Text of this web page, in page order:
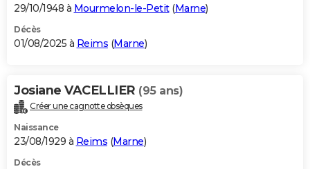
GUIDES D'ACHAT
BONS PLANS
Carte de Noël
Carte Bonne année
Carte Saint-Valentin
Carte Pâques
Carte d'anniversaire
DICTIONNAIRE
Dictionnaire
Biographies
Citations
Expressions
Proverbes
PROGRAMME TV
29/10/1948 à Mourmelon-le-Petit(Marne)
Décès
01/08/2025 à Reims (Marne)
Josiane VACELLIER (95 ans)
Créer une cagnotte obsèques
Naissance
23/08/1929 à Reims (Marne)
Décès